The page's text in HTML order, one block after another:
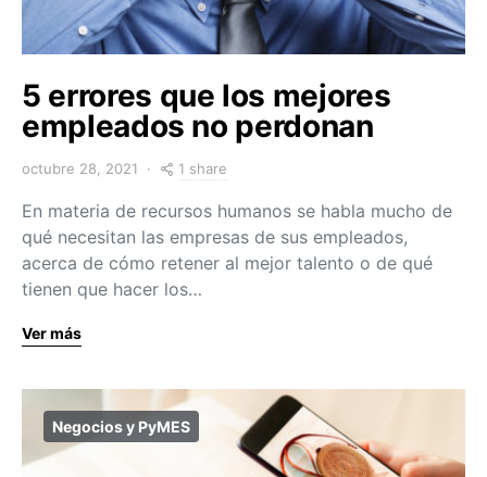
5 errores que los mejores
empleados no perdonan
octubre 28, 2021 1 share
En materia de recursos humanos se habla mucho de
qué necesitan las empresas de sus empleados,
acerca de cómo retener al mejor talento o de qué
tienen que hacer los…
Ver más
Negocios y PyMES